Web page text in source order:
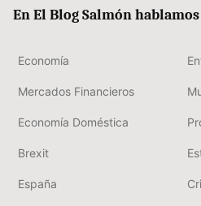
En El Blog Salmón hablamos
Economía
Mercados Financieros
Economía Doméstica
Brexit
España